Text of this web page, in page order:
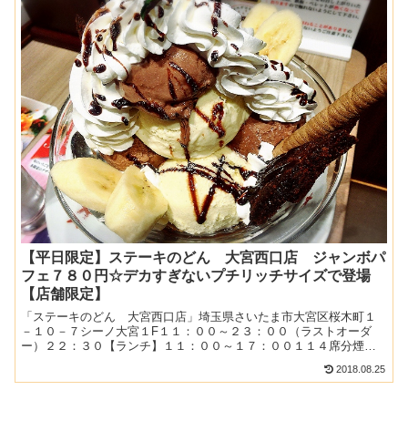
【平日限定】ステーキのどん 大宮西口店 ジャンボパ
フェ７８０円☆デカすぎないプチリッチサイズで登場
【店舗限定】
「ステーキのどん 大宮西口店」埼玉県さいたま市大宮区桜木町１
－１０－７シーノ大宮１F１１：００～２３：００（ラストオーダ
ー）２２：３０【ランチ】１１：００～１７：００１１４席分煙駐
2018.08.25